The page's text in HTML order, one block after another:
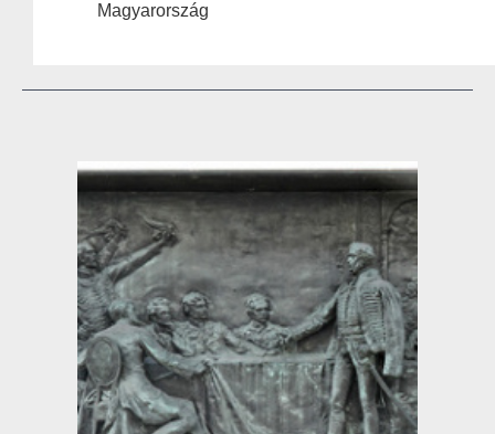
Magyarország